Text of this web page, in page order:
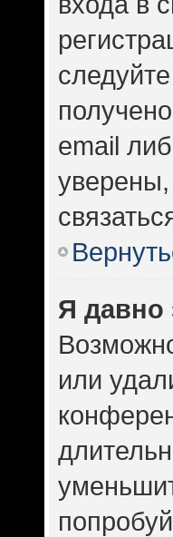
email
Я давно
или